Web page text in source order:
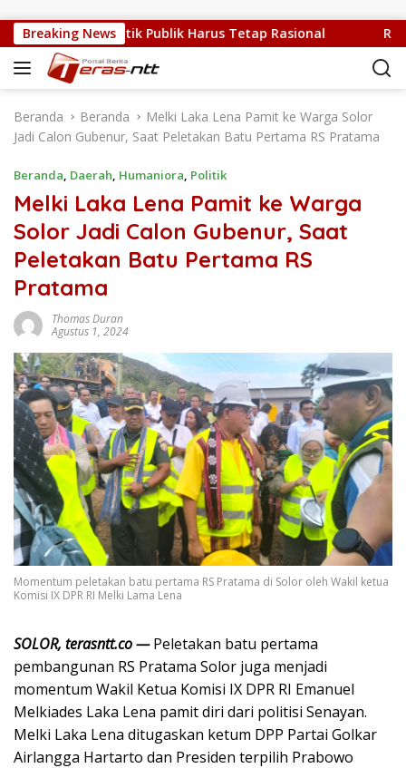
Breaking News
Sulit, Kritik Publik Harus Tetap Rasional
Beranda Beranda
Melki Laka Lena Pamit ke Warga Solor
Jadi Calon Gubenur, Saat Peletakan Batu Pertama RS Pratama
Beranda, Daerah, Humaniora, Politik
Melki Laka Lena Pamit ke Warga
Solor Jadi Calon Gubenur, Saat
Peletakan Batu Pertama RS
Pratama
Thomas Duran
Agustus 1, 2024
Momentum peletakan batu pertama RS Pratama di Solor oleh Wakil ketua
Komisi IX DPR RI Melki Lama Lena
SOLOR, terasntt.co —Peletakan batu pertama
pembangunan RS Pratama Solor juga menjadi
momentum Wakil Ketua Komisi IX DPR RI Emanuel
Melkiades Laka Lena pamit diri dari politisi Senayan.
Melki Laka Lena ditugaskan ketum DPP Partai Golkar
Airlangga Hartarto dan Presiden terpilih Prabowo